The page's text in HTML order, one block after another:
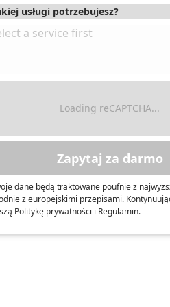
Loading reCAPTCHA...
Zapytaj za darmo
dane będą traktowane poufnie z
z europejskimi przepisami.
Politykę prywatności i Regulamin.